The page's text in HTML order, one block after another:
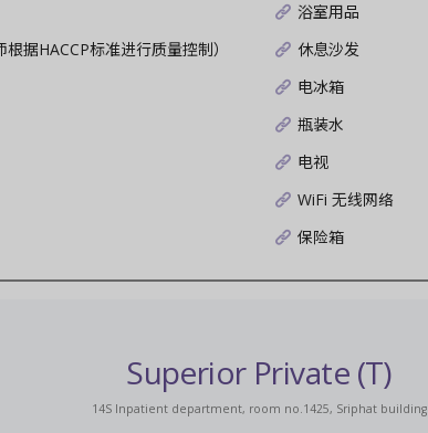
据HACCP标准进行质量控制）
浴室用品
休息沙发
电冰箱
瓶装水
电视
WiFi 无线网络
保险箱
Superior Private (T)
14S Inpatient department, room no.1425, Sriphat building